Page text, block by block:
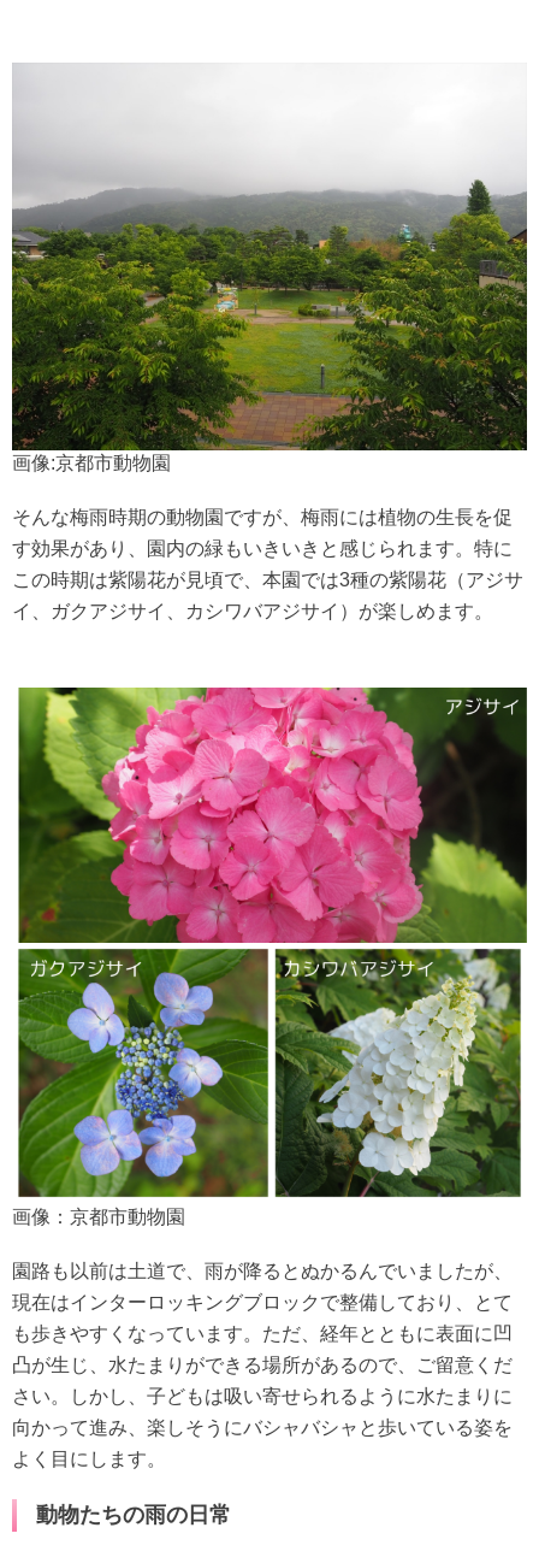
画像:京都市動物園
そんな梅雨時期の動物園ですが、梅雨には植物の生長を促
す効果があり、園内の緑もいきいきと感じられます。特に
この時期は紫陽花が見頃で、本園では3種の紫陽花（アジサ
イ、ガクアジサイ、カシワバアジサイ）が楽しめます。
画像：京都市動物園
園路も以前は土道で、雨が降るとぬかるんでいましたが、
現在はインターロッキングブロックで整備しており、とて
も歩きやすくなっています。ただ、経年とともに表面に凹
凸が生じ、水たまりができる場所があるので、ご留意くだ
さい。しかし、子どもは吸い寄せられるように水たまりに
向かって進み、楽しそうにバシャバシャと歩いている姿を
よく目にします。
動物たちの雨の日常